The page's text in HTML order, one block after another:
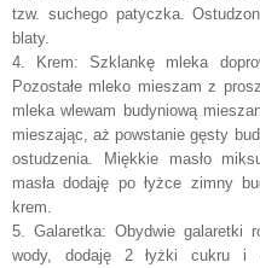
tzw. suchego patyczka.
blaty.
4. Krem: Szklankę mleka
Pozostałe mleko mieszam z
mleka wlewam budyniową
mieszając, aż powstanie gęsty
ostudzenia. Miękkie masło
masła dodaję po łyżce zimny
krem.
5. Galaretka: Obydwie galaretki
wody, dodaję 2 łyżki cukru i